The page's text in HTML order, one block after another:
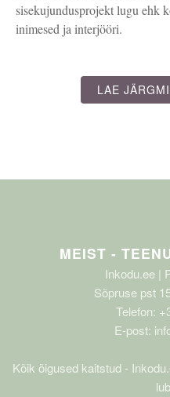
sisekujundusprojekt lugu ehk
inimesed ja interjööri.
LAE
MEIST -
Inkodu.ee |
Sõpruse pst
Telefon:
E-post:
Kõik õigused kaitstud -